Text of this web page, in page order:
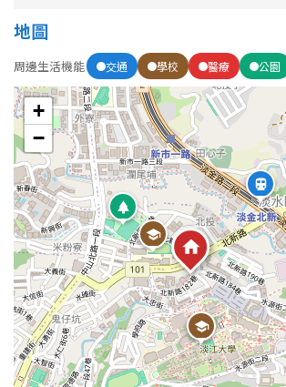
花蓮縣
金門連江
樓層
不拘
地下室
1樓 2樓
3樓 4樓
5~10樓 11~20
21樓以上
~
格局
地圖
周邊生活機能 交通 學校 醫療 公園
+
−